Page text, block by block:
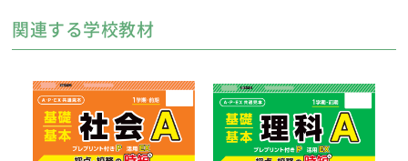
関連する学校教材